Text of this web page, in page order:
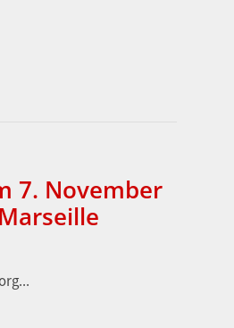
7. November